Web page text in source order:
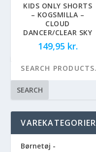
KIDS ONLY SHORTS
– KOGSMILLA –
CLOUD
DANCER/CLEAR SKY
149,95 kr.
SEARCH
VAREKATEGORIER
Børnetøj -